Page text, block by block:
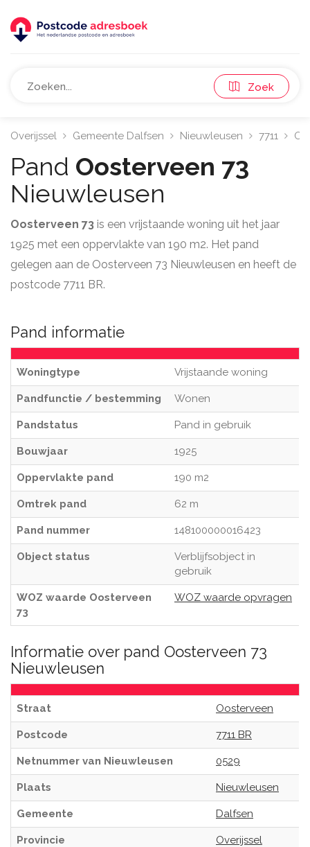
Zoek
Overijssel Gemeente Dalfsen Nieuwleusen 7711
Pand Oosterveen 73
Nieuwleusen
Oosterveen 73 is een vrijstaande woning uit het jaar
1925 met een oppervlakte van 190 m2. Het pand
gelegen aan de Oosterveen 73 Nieuwleusen en heeft de
postcode 7711 BR.
Pand informatie
Woningtype Vrijstaande woning
Pandfunctie / bestemming Wonen
Pandstatus Pand in gebruik
Bouwjaar 1925
Oppervlakte pand 190 m2
Omtrek pand 62 m
Pand nummer 148100000016423
Object status
Verblijfsobject in
gebruik
WOZ waarde Oosterveen
73
WOZ waarde opvragen
Informatie over pand Oosterveen 73
Nieuwleusen
Straat Oosterveen
Postcode 7711 BR
Netnummer van Nieuwleusen 0529
Plaats Nieuwleusen
Gemeente Dalfsen
Provincie Overijssel